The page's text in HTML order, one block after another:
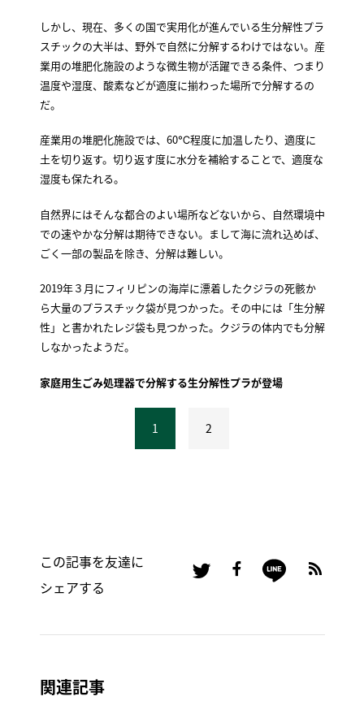
しかし、現在、多くの国で実用化が進んでいる生分解性プラ
スチックの大半は、野外で自然に分解するわけではない。産
業用の堆肥化施設のような微生物が活躍できる条件、つまり
温度や湿度、酸素などが適度に揃わった場所で分解するの
だ。
産業用の堆肥化施設では、60℃程度に加温したり、適度に
土を切り返す。切り返す度に水分を補給することで、適度な
湿度も保たれる。
自然界にはそんな都合のよい場所などないから、自然環境中
での速やかな分解は期待できない。まして海に流れ込めば、
ごく一部の製品を除き、分解は難しい。
2019年３月にフィリピンの海岸に漂着したクジラの死骸か
ら大量のプラスチック袋が見つかった。その中には「生分解
性」と書かれたレジ袋も見つかった。クジラの体内でも分解
しなかったようだ。
家庭用生ごみ処理器で分解する生分解性プラが登場
1 2
この記事を友達に
シェアする
関連記事